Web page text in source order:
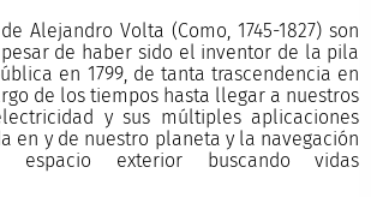
Alejandro Volta (Como, 1745-1827) son
de haber sido el inventor de la pila
en 1799, de tanta trascendencia en
de los tiempos hasta llegar a nuestros
y sus múltiples aplicaciones
en y de nuestro planeta y la navegación
espacio exterior buscando vidas